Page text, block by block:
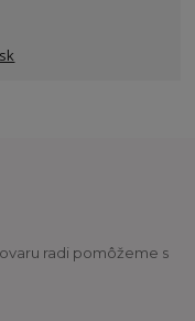
radi pomôžeme s